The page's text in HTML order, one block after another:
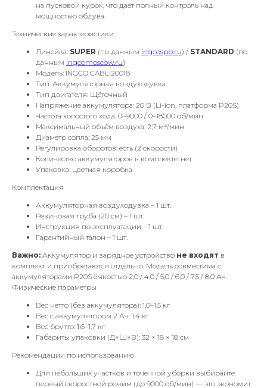
на пусковой курок, что даёт полный контроль над
мощностью обдува.
Технические характеристики
Линейка: SUPER (по данным ingcospb.ru) / STANDARD (по
данным ingcomoscow.ru)
Модель: INGCO CABLI20018
Тип: Аккумуляторная воздуходувка
Тип двигателя: Щёточный
Напряжение аккумулятора: 20 В (Li-ion, платформа P20S)
Частота холостого хода: 0–9000 / 0–18000 об/мин
Максимальный объём воздуха: 2,7 м³/мин
Диаметр сопла: 25 мм
Регулировка оборотов: есть (2 скорости)
Количество аккумуляторов в комплекте: нет
Упаковка: цветная коробка
Комплектация
Аккумуляторная воздуходувка – 1 шт.
Резиновая труба (20 см) – 1 шт.
Инструкция по эксплуатации – 1 шт.
Гарантийный талон – 1 шт.
Важно: Аккумулятор и зарядное устройство не входят в
комплект и приобретаются отдельно. Модель совместима с
аккумуляторами P20S ёмкостью 2,0 / 4,0 / 5,0 / 6,0 / 7,5 / 8,0 Ач.
Физические параметры
Вес нетто (без аккумулятора): 1,0–1,5 кг
Вес с аккумулятором 2 Ач: 1,4 кг
Вес брутто: 1,6–1,7 кг
Габариты упаковки (Д×Ш×В): 32 × 18 × 18 см
Рекомендации по использованию
Для небольших участков и точечной уборки выбирайте
первый скоростной режим (до 9000 об/мин) — это экономит